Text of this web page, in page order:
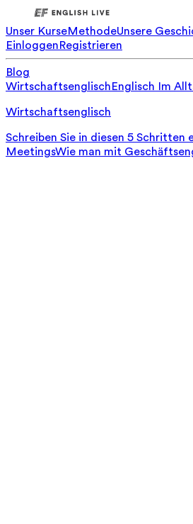
Unser KurseMethodeUnsere
EinloggenRegistrieren
Blog
WirtschaftsenglischEnglisch Im
Wirtschaftsenglisch
Schreiben Sie in diesen 5
MeetingsWie man mit